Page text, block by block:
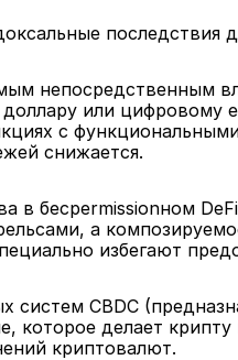
последствия
непосредственным
или цифровому
с
снижается.
бесpermissionном
а
избегают
CBDC
которое делает
криптовалют.